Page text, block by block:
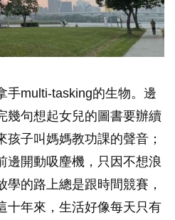
手multi-tasking的生物。邊
幾句想起女兒的圖書要辦續
子叫媽媽教功課的聲音；
邊開動吸麈機，只因不想浪
學的路上總是跟時間競賽，
十年來，生活好像每天只有